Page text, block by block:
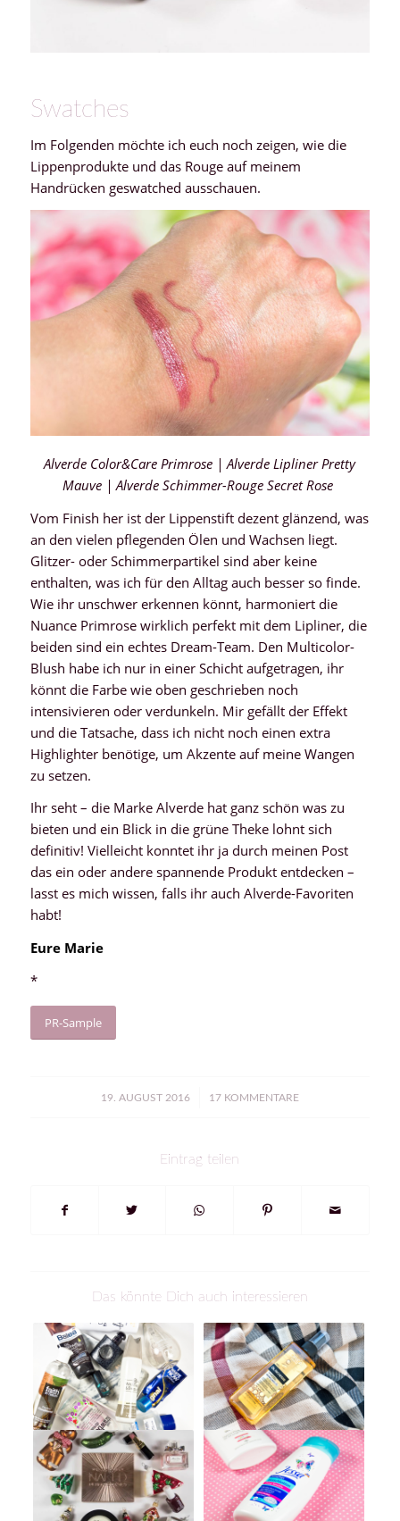
Swatches
Im Folgenden möchte ich euch noch zeigen, wie die
Lippenprodukte und das Rouge auf meinem
Handrücken geswatched ausschauen.
Alverde Color&Care Primrose | Alverde Lipliner Pretty
Mauve | Alverde Schimmer-Rouge Secret Rose
Vom Finish her ist der Lippenstift dezent glänzend, was
an den vielen pflegenden Ölen und Wachsen liegt.
Glitzer- oder Schimmerpartikel sind aber keine
enthalten, was ich für den Alltag auch besser so finde.
Wie ihr unschwer erkennen könnt, harmoniert die
Nuance Primrose wirklich perfekt mit dem Lipliner, die
beiden sind ein echtes Dream-Team. Den Multicolor-
Blush habe ich nur in einer Schicht aufgetragen, ihr
könnt die Farbe wie oben geschrieben noch
intensivieren oder verdunkeln. Mir gefällt der Effekt
und die Tatsache, dass ich nicht noch einen extra
Highlighter benötige, um Akzente auf meine Wangen
zu setzen.
Ihr seht – die Marke Alverde hat ganz schön was zu
bieten und ein Blick in die grüne Theke lohnt sich
definitiv! Vielleicht konntet ihr ja durch meinen Post
das ein oder andere spannende Produkt entdecken –
lasst es mich wissen, falls ihr auch Alverde-Favoriten
habt!
Eure Marie
*
PR-Sample
19. AUGUST 2016
/ 17 KOMMENTARE
Eintrag teilen
Das könnte Dich auch interessieren